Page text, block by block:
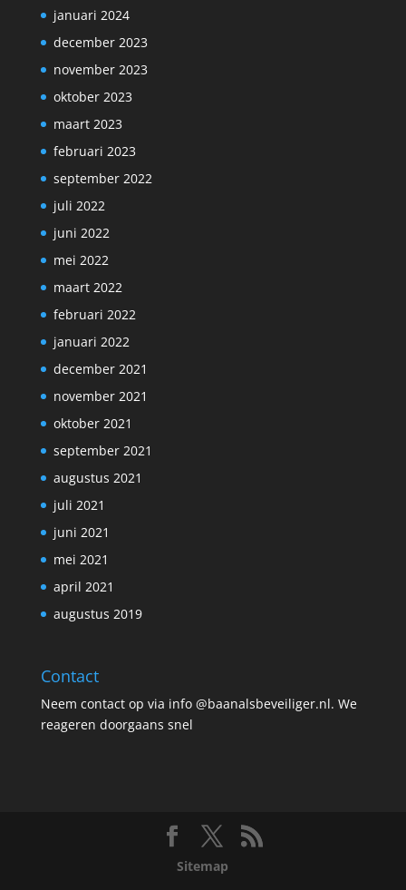
januari 2024
december 2023
november 2023
oktober 2023
maart 2023
februari 2023
september 2022
juli 2022
juni 2022
mei 2022
maart 2022
februari 2022
januari 2022
december 2021
november 2021
oktober 2021
september 2021
augustus 2021
juli 2021
juni 2021
mei 2021
april 2021
augustus 2019
Contact
Neem contact op via info @baanalsbeveiliger.nl. We
reageren doorgaans snel
Sitemap